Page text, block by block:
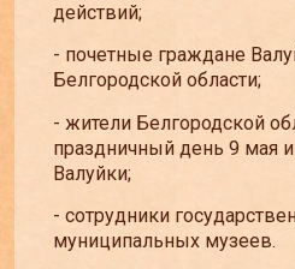
действий;
- почетные граждане
Белгородской области;
- жители Белгородской
праздничный день 9 мая
Валуйки;
- сотрудники
муниципальных музеев.